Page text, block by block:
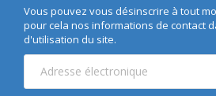
Vous pouvez vous désinscrire à tout
pour cela nos informations de contact
d'utilisation du site.